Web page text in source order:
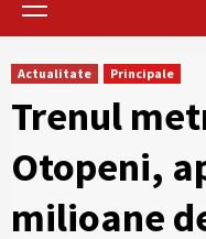
Actualitate Principale
Trenul
Otopeni,
milioane